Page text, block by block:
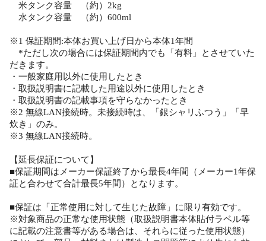
米タンク容量 （約）2kg
水タンク容量 （約）600ml
※1 保証期間:本体お買い上げ日から本体1年間
*ただし次の場合には保証期間内でも「有料」とさせていた
だきます。
・一般家庭用以外に使用したとき
・取扱説明書に記載した用途以外に使用したとき
・取扱説明書の記載事項を守らなかったとき
※2 無線LAN接続時。未接続時は、「銀シャリふつう」「早
炊き」のみ。
※3 無線LAN接続時。
【延長保証について】
■保証期間はメーカー保証終了から最長4年間（メーカー1年保
証と合わせて合計最長5年間）となります。
■保証は「正常使用に対して生じた故障」に限り有効です。
※対象商品の正常な使用状態（取扱説明書本体貼付ラベル等
に記載の注意書等がある場合は、それらに従った使用状態）